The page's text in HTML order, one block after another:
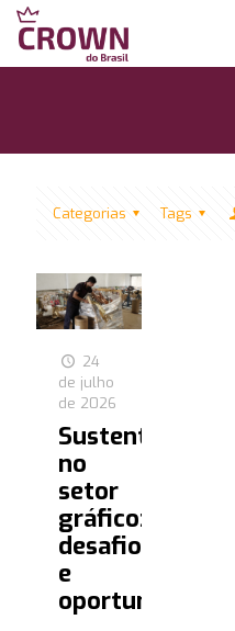
Categorias Tags
24
de julho
de 2026
Sustentabilidade
no
setor
gráfico:
desafios
e
oportunidades